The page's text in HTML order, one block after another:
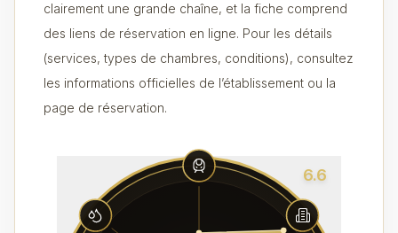
clairement une grande chaîne, et la fiche comprend
des liens de réservation en ligne. Pour les détails
(services, types de chambres, conditions), consultez
les informations officielles de l’établissement ou la
page de réservation.
6.6